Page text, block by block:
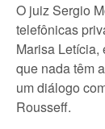
O juiz Sergio
telefônicas
Marisa Letícia,
que nada têm
um diálogo
Rousseff.